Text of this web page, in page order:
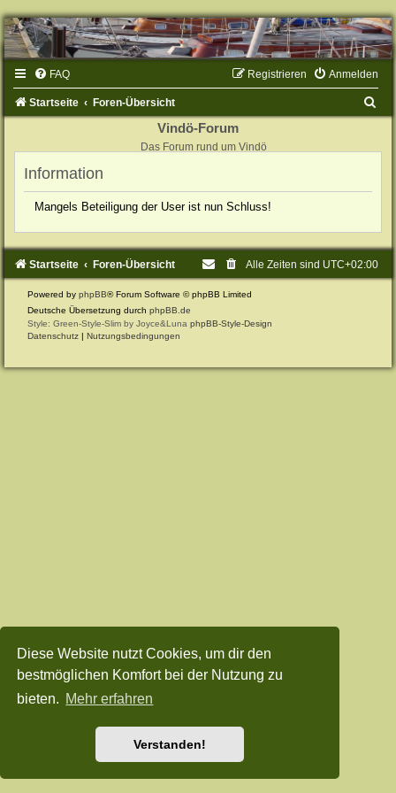
Diese Website nutzt Cookies, um dir den
bestmöglichen Komfort bei der Nutzung zu
bieten. Mehr erfahren
Verstanden!
FAQ Anmelden
Registrieren
Startseite Foren-Übersicht
Vindö-Forum
Das Forum rund um Vindö
Information
Mangels Beteiligung der User ist nun Schluss!
Startseite Foren-Übersicht Alle Zeiten sind UTC+02:00
Powered by phpBB® Forum Software © phpBB Limited
Deutsche Übersetzung durch phpBB.de
Style: Green-Style-Slim by Joyce&Luna phpBB-Style-Design
Datenschutz | Nutzungsbedingungen